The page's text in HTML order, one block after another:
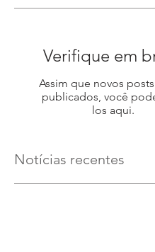
Verifique em
Assim que novos
publicados, você
los aqui.
Notícias recentes